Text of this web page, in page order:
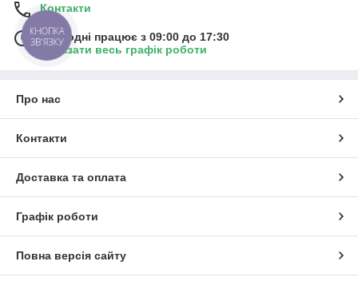
Контакти
Сьогодні працює з 09:00 до 17:30
Показати весь графік роботи
Про нас
Контакти
Доставка та оплата
Графік роботи
Повна версія сайту
КНОПКА
ЗВ'ЯЗКУ